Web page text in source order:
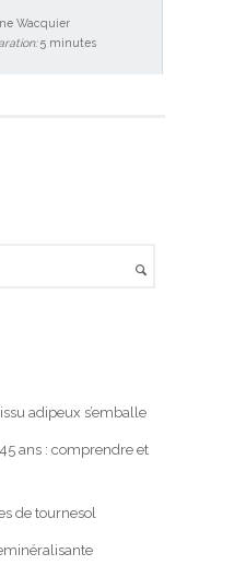
Wacquier
5 minutes
adipeux s’emballe
ans : comprendre et
de tournesol